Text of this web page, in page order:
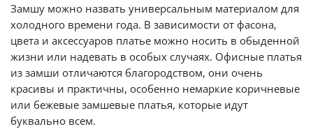
Замшу можно назвать универсальным материалом для
холодного времени года. В зависимости от фасона,
цвета и аксессуаров платье можно носить в обыденной
жизни или надевать в особых случаях. Офисные платья
из замши отличаются благородством, они очень
красивы и практичны, особенно немаркие коричневые
или бежевые замшевые платья, которые идут
буквально всем.